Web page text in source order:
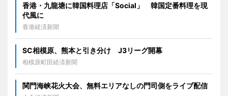
香港・九龍塘に韓国料理店「Social」 韓国定番料理を現
代風に
香港経済新聞
SC相模原、熊本と引き分け J3リーグ開幕
相模原町田経済新聞
関門海峡花火大会、無料エリアなしの門司側をライブ配信